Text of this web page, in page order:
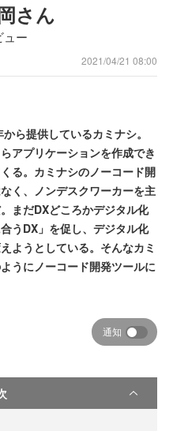
さん
ュー
2021/04/21 08:00
ら提供しているカミナシ。
アプリケーションを作成でき
る。カミナシのノーコード開
く、ノンデスクワーカーを主
まだDXどころかデジタル化
うDX」を促し、デジタル化
ようとしている。そんなカミ
うにノーコード開発ツールに
通知